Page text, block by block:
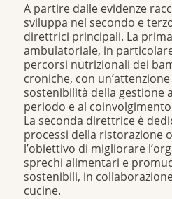
A partire dalle evidenze
sviluppa nel secondo e
direttrici principali. La
ambulatoriale, in
percorsi nutrizionali dei
croniche, con
sostenibilità della gestione
periodo e al
La seconda direttrice è
processi della ristorazione
l’obiettivo di migliorare
sprechi alimentari e
sostenibili, in
cucine.